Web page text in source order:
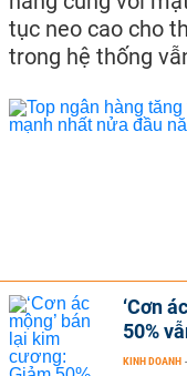
tục neo cao cho
trong hệ thống
‘Cơn
50%
KINH DOANH -